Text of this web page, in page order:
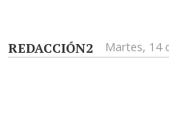
REDACCIÓN2 Martes, 14